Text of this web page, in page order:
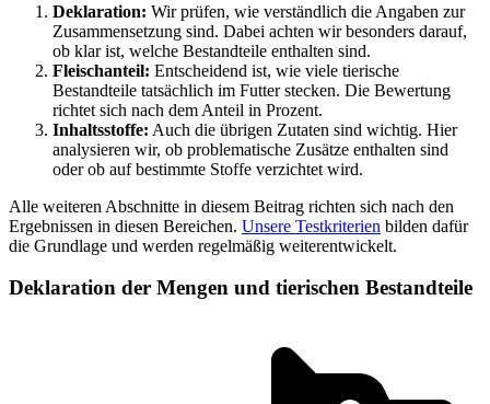
Deklaration: Wir prüfen, wie verständlich die Angaben zur
Zusammensetzung sind. Dabei achten wir besonders darauf,
ob klar ist, welche Bestandteile enthalten sind.
Fleischanteil: Entscheidend ist, wie viele tierische
Bestandteile tatsächlich im Futter stecken. Die Bewertung
richtet sich nach dem Anteil in Prozent.
Inhaltsstoffe: Auch die übrigen Zutaten sind wichtig. Hier
analysieren wir, ob problematische Zusätze enthalten sind
oder ob auf bestimmte Stoffe verzichtet wird.
Alle weiteren Abschnitte in diesem Beitrag richten sich nach den
Ergebnissen in diesen Bereichen. Unsere Testkriterien bilden dafür
die Grundlage und werden regelmäßig weiterentwickelt.
Deklaration der Mengen und tierischen Bestandteile